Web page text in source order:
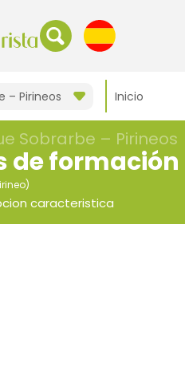
– Pirineos Inicio
Sobrarbe – Pirineos
de formación
caracteristica